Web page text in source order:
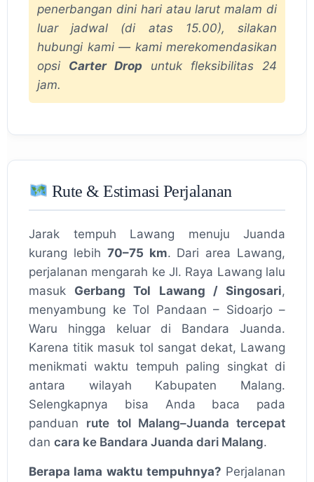
penerbangan dini hari atau larut malam di
luar jadwal (di atas 15.00), silakan
hubungi kami — kami merekomendasikan
opsi Carter Drop untuk fleksibilitas 24
jam.
Rute & Estimasi Perjalanan
Jarak tempuh Lawang menuju Juanda
kurang lebih 70–75 km. Dari area Lawang,
perjalanan mengarah ke Jl. Raya Lawang lalu
masuk Gerbang Tol Lawang / Singosari,
menyambung ke Tol Pandaan – Sidoarjo –
Waru hingga keluar di Bandara Juanda.
Karena titik masuk tol sangat dekat, Lawang
menikmati waktu tempuh paling singkat di
antara wilayah Kabupaten Malang.
Selengkapnya bisa Anda baca pada
panduan rute tol Malang–Juanda tercepat
dan cara ke Bandara Juanda dari Malang.
Berapa lama waktu tempuhnya? Perjalanan